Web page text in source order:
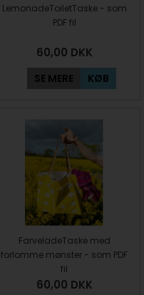
LemonadeToiletTaske - som
PDF fil
60,00 DKK
SE MERE KØB
FarveladeTaske med
forlomme mønster - som PDF
fil
60,00 DKK